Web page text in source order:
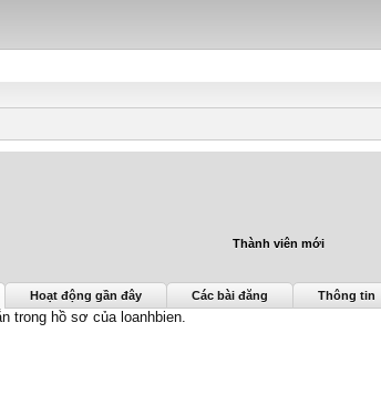
Thành viên mới
cuối: 16/6/19
Hoạt động gần đây Các bài đăng Thông tin
trong hồ sơ của loanhbien.